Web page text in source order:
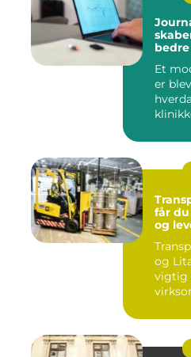
Et
er
får
og
og
vigtig